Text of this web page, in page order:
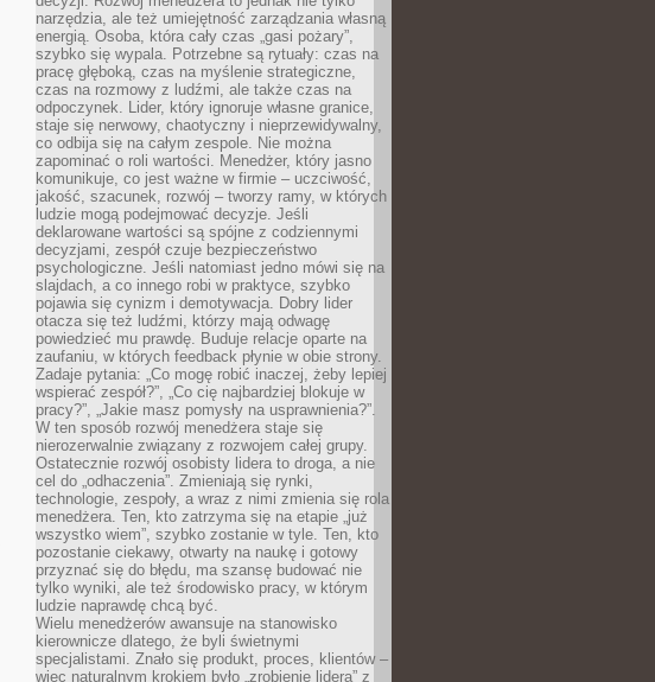
narzędzia, ale też umiejętność zarządzania własną
energią. Osoba, która cały czas „gasi pożary”,
szybko się wypala. Potrzebne są rytuały: czas na
pracę głęboką, czas na myślenie strategiczne,
czas na rozmowy z ludźmi, ale także czas na
odpoczynek. Lider, który ignoruje własne granice,
staje się nerwowy, chaotyczny i nieprzewidywalny,
co odbija się na całym zespole. Nie można
zapominać o roli wartości. Menedżer, który jasno
komunikuje, co jest ważne w firmie – uczciwość,
jakość, szacunek, rozwój – tworzy ramy, w których
ludzie mogą podejmować decyzje. Jeśli
deklarowane wartości są spójne z codziennymi
decyzjami, zespół czuje bezpieczeństwo
psychologiczne. Jeśli natomiast jedno mówi się na
slajdach, a co innego robi w praktyce, szybko
pojawia się cynizm i demotywacja. Dobry lider
otacza się też ludźmi, którzy mają odwagę
powiedzieć mu prawdę. Buduje relacje oparte na
zaufaniu, w których feedback płynie w obie strony.
Zadaje pytania: „Co mogę robić inaczej, żeby lepiej
wspierać zespół?”, „Co cię najbardziej blokuje w
pracy?”, „Jakie masz pomysły na usprawnienia?”.
W ten sposób rozwój menedżera staje się
nierozerwalnie związany z rozwojem całej grupy.
Ostatecznie rozwój osobisty lidera to droga, a nie
cel do „odhaczenia”. Zmieniają się rynki,
technologie, zespoły, a wraz z nimi zmienia się rola
menedżera. Ten, kto zatrzyma się na etapie „już
wszystko wiem”, szybko zostanie w tyle. Ten, kto
pozostanie ciekawy, otwarty na naukę i gotowy
przyznać się do błędu, ma szansę budować nie
tylko wyniki, ale też środowisko pracy, w którym
ludzie naprawdę chcą być.
Wielu menedżerów awansuje na stanowisko
kierownicze dlatego, że byli świetnymi
specjalistami. Znało się produkt, proces, klientów –
więc naturalnym krokiem było „zrobienie lidera” z